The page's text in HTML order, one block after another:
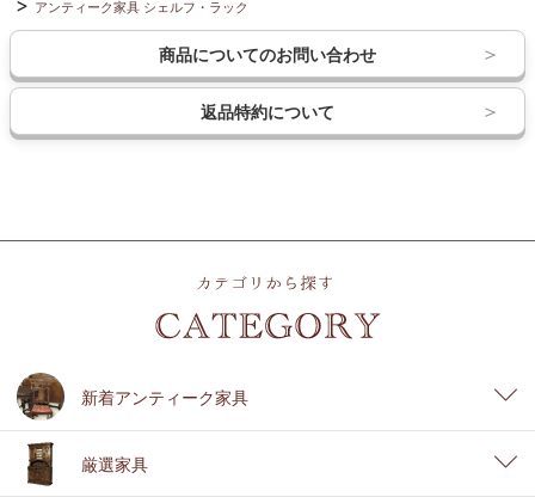
アンティーク家具 シェルフ・ラック
商品についてのお問い合わせ
返品特約について
新着アンティーク家具
厳選家具